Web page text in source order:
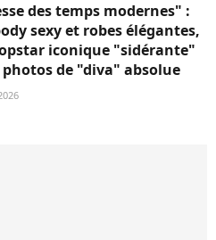
des temps modernes" :
sexy et robes élégantes,
iconique "sidérante"
photos de "diva" absolue